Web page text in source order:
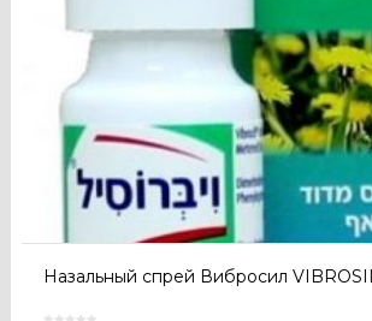
Назальный спрей Вибросил